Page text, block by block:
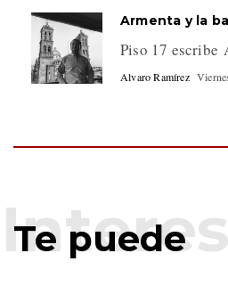
Armenta y la
Piso 17 escribe
Alvaro Ramírez
Te puede